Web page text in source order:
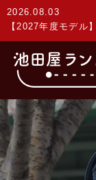
2026.08.03
【2027年度モデル